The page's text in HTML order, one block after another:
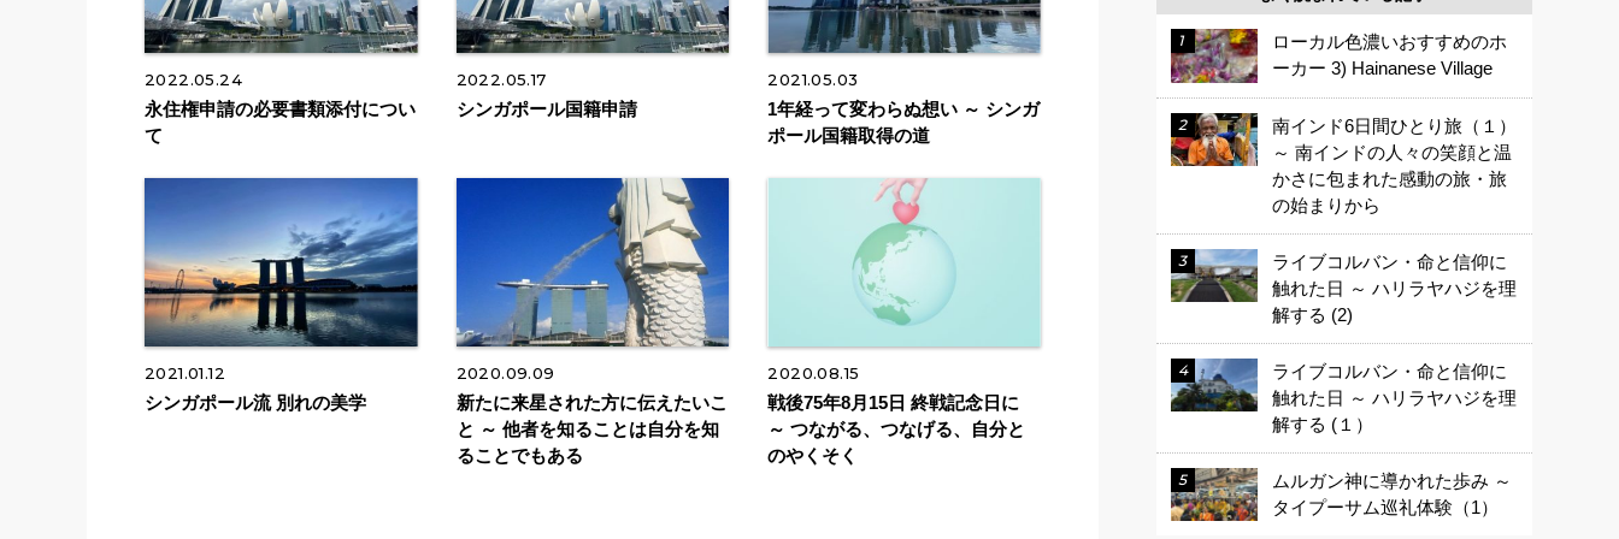
2022.05.24
永住権申請の必要書類添付につい
て
2022.05.17
シンガポール国籍申請
2021.05.03
1年経って変わらぬ想い ～ シンガ
ポール国籍取得の道
2021.01.12
シンガポール流 別れの美学
2020.09.09
新たに来星された方に伝えたいこ
と ～ 他者を知ることは自分を知
ることでもある
2020.08.15
戦後75年8月15日 終戦記念日に
～ つながる、つなげる、自分と
のやくそく
ローカル色濃いおすすめのホ
ーカー 3) Hainanese Village
南インド6日間ひとり旅（１）
～ 南インドの人々の笑顔と温
かさに包まれた感動の旅・旅
の始まりから
ライブコルバン・命と信仰に
触れた日 ～ ハリラヤハジを理
解する (2)
ライブコルバン・命と信仰に
触れた日 ～ ハリラヤハジを理
解する (１）
ムルガン神に導かれた歩み ～
タイプーサム巡礼体験（1）